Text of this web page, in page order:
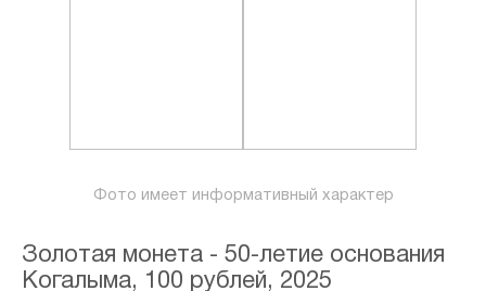
Фото имеет информативный характер
Золотая монета - 50-летие основания
Когалыма, 100 рублей, 2025